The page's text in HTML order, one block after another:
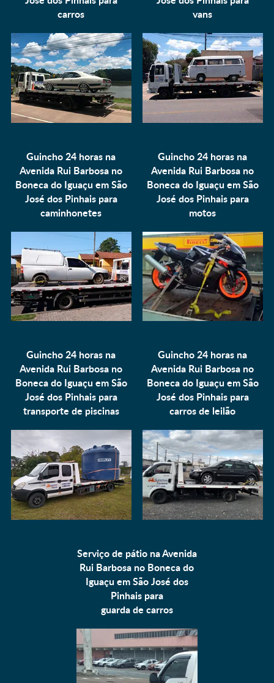
carros
vans
Guincho 24 horas na
Avenida Rui Barbosa no
Boneca do Iguaçu em São
José dos Pinhais para
caminhonetes
Guincho 24 horas na
Avenida Rui Barbosa no
Boneca do Iguaçu em São
José dos Pinhais para
motos
Guincho 24 horas na
Avenida Rui Barbosa no
Boneca do Iguaçu em São
José dos Pinhais para
transporte de piscinas
Guincho 24 horas na
Avenida Rui Barbosa no
Boneca do Iguaçu em São
José dos Pinhais para
carros de leilão
Serviço de pátio na Avenida
Rui Barbosa no Boneca do
Iguaçu em São José dos
Pinhais para
guarda de carros